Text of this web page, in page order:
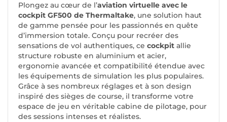
Plongez au cœur de l’aviation virtuelle avec le
cockpit GF500 de Thermaltake, une solution haut
de gamme pensée pour les passionnés en quête
d’immersion totale. Conçu pour recréer des
sensations de vol authentiques, ce cockpit allie
structure robuste en aluminium et acier,
ergonomie avancée et compatibilité étendue avec
les équipements de simulation les plus populaires.
Grâce à ses nombreux réglages et à son design
inspiré des sièges de course, il transforme votre
espace de jeu en véritable cabine de pilotage, pour
des sessions intenses et réalistes.